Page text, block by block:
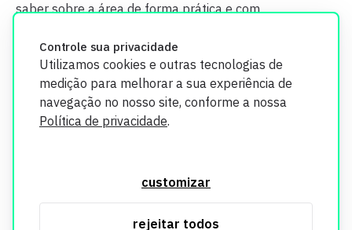
Controle sua privacidade
Utilizamos cookies e outras tecnologias de
medição para melhorar a sua experiência de
navegação no nosso site, conforme a nossa
Política de privacidade.
customizar
rejeitar todos
saber sobre a área de forma prática e com
segurança. Todos os dados coletados em nosso site são
utilizados exclusivamente para fins de aprimoramento de
informações, consulte nossa Política de Privacidade.